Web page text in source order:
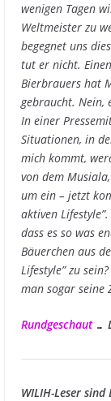
wenigen Tagen
Weltmeister zu
begegnet uns
tut er nicht.
Bierbrauers hat
gebraucht. Nein,
In einer
Situationen, in
mich kommt,
von dem
um ein – jetzt
aktiven
dass es so was
Bäuerchen aus
Lifestyle” zu
man sogar seine
Rundgeschaut…
WILIH-Leser